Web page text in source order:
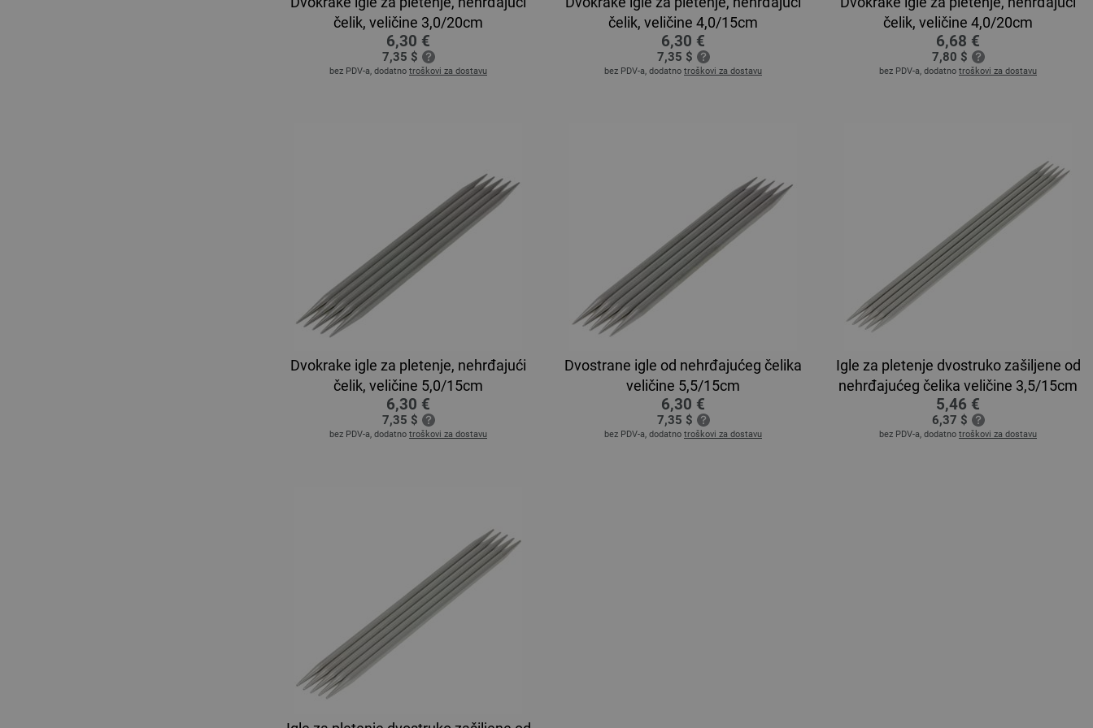
čelik, veličine 3,0/20cm
6,30 €
7,35 $
bez PDV-a, dodatno troškovi za dostavu
čelik, veličine 4,0/15cm
6,30 €
7,35 $
bez PDV-a, dodatno troškovi za dostavu
čelik, veličine 4,0/20cm
6,68 €
7,80 $
bez PDV-a, dodatno troškovi za dostavu
Dvokrake igle za pletenje, nehrđajući
čelik, veličine 5,0/15cm
6,30 €
7,35 $
bez PDV-a, dodatno troškovi za dostavu
Dvostrane igle od nehrđajućeg čelika
veličine 5,5/15cm
6,30 €
7,35 $
bez PDV-a, dodatno troškovi za dostavu
Igle za pletenje dvostruko zašiljene od
nehrđajućeg čelika veličine 3,5/15cm
5,46 €
6,37 $
bez PDV-a, dodatno troškovi za dostavu